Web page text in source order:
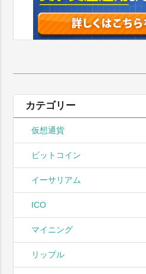
索:
カテゴリー
仮想通貨
ビットコイン
イーサリアム
ICO
マイニング
リップル